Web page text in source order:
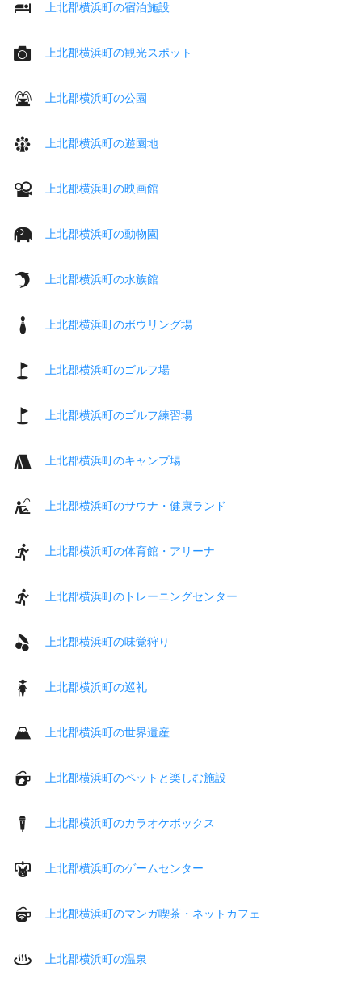
上北郡横浜町の宿泊施設
上北郡横浜町の観光スポット
上北郡横浜町の公園
上北郡横浜町の遊園地
上北郡横浜町の映画館
上北郡横浜町の動物園
上北郡横浜町の水族館
上北郡横浜町のボウリング場
上北郡横浜町のゴルフ場
上北郡横浜町のゴルフ練習場
上北郡横浜町のキャンプ場
上北郡横浜町のサウナ・健康ランド
上北郡横浜町の体育館・アリーナ
上北郡横浜町のトレーニングセンター
上北郡横浜町の味覚狩り
上北郡横浜町の巡礼
上北郡横浜町の世界遺産
上北郡横浜町のペットと楽しむ施設
上北郡横浜町のカラオケボックス
上北郡横浜町のゲームセンター
上北郡横浜町のマンガ喫茶・ネットカフェ
上北郡横浜町の温泉